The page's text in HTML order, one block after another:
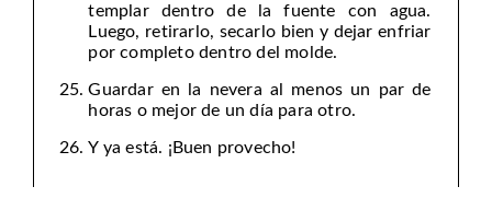
templar dentro de la fuente con agua.
Luego, retirarlo, secarlo bien y dejar enfriar
por completo dentro del molde.
Guardar en la nevera al menos un par de
horas o mejor de un día para otro.
Y ya está. ¡Buen provecho!